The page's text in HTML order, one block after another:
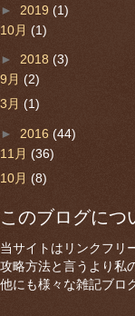
► 2019 (1)
10月 (1)
► 2018 (3)
9月 (2)
3月 (1)
► 2016 (44)
11月 (36)
10月 (8)
このブログにつ
当サイトはリンクフリ
攻略方法と言うより私
他にも様々な雑記ブロ